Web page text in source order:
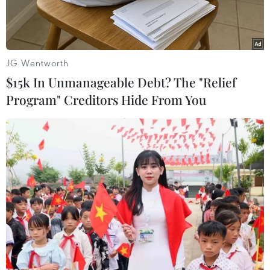
nghiệm.
Bộ trưởng Bộ Y tế chủ trì cuộc họp khẩn vào chiều 25/5. (Ảnh:
PV/Vietnam+)
Bộ trưởng Y tế Nguyễn Thanh Long nhận định ổ
JG Wentworth
$15k In Unmanageable Debt? The "Relief
Program" Creditors Hide From You